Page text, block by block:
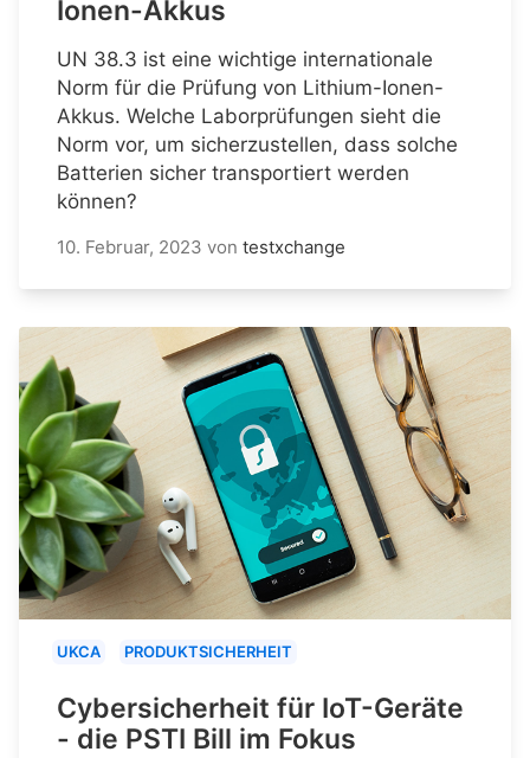
Ionen-Akkus
UN 38.3 ist eine wichtige internationale
Norm für die Prüfung von Lithium-Ionen-
Akkus. Welche Laborprüfungen sieht die
Norm vor, um sicherzustellen, dass solche
Batterien sicher transportiert werden
können?
10. Februar, 2023 von testxchange
UKCA PRODUKTSICHERHEIT
Cybersicherheit für IoT-Geräte
- die PSTI Bill im Fokus